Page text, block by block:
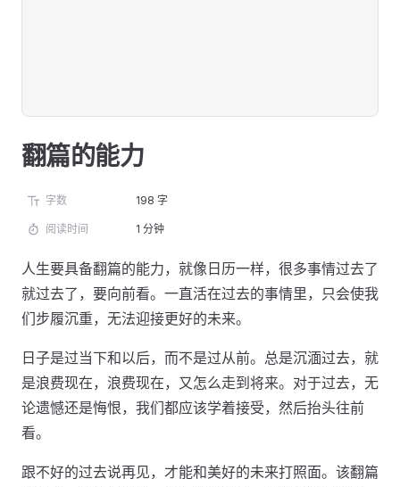
翻篇的能力
字数 198 字
阅读时间 1 分钟
人生要具备翻篇的能力，就像日历一样，很多事情过去了
就过去了，要向前看。一直活在过去的事情里，只会使我
们步履沉重，无法迎接更好的未来。
日子是过当下和以后，而不是过从前。总是沉湎过去，就
是浪费现在，浪费现在，又怎么走到将来。对于过去，无
论遗憾还是悔恨，我们都应该学着接受，然后抬头往前
看。
跟不好的过去说再见，才能和美好的未来打照面。该翻篇